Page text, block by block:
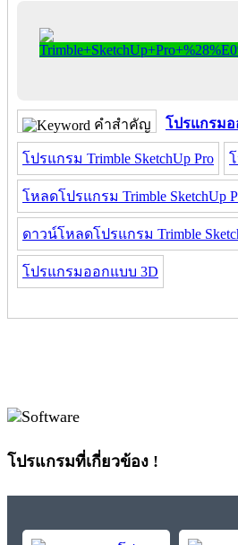
คำสำคัญ โปรแกรม
โปรแกรม Trimble SketchUp Pro
โหลดโปรแกรม Trimble SketchUp
ดาวน์โหลดโปรแกรม Trimble
โปรแกรมออกแบบ 3D
โปรแกรมที่เกี่ยวข้อง !